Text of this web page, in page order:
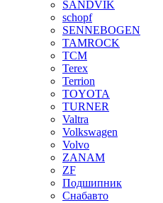
SANDVIK
schopf
SENNEBOGEN
TAMROCK
TCM
Terex
Terrion
TOYOTA
TURNER
Valtra
Volkswagen
Volvo
ZANAM
ZF
Подшипник
Снабавто